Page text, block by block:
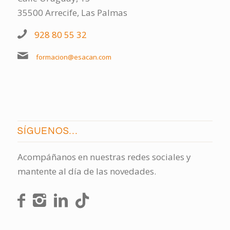
35500 Arrecife, Las Palmas
928 80 55 32
formacion@esacan.com
SÍGUENOS…
Acompáñanos en nuestras redes sociales y
mantente al día de las novedades.